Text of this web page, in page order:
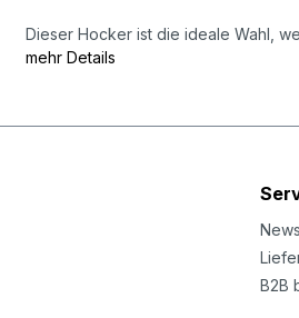
Dieser Hocker ist die ideale Wahl,
mehr Details
B2B